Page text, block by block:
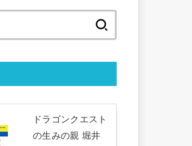
ドラゴンクエスト
の生みの親 堀井